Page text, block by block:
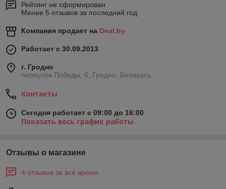
Рейтинг не сформирован
Менее 5 отзывов за последний год
Компания продает на Deal.by
Работает с 30.09.2013
г. Гродно
переулок Победы, 6, Гродно, Беларусь
Контакты
Сегодня работает с 09:00 до 16:00
Показать весь график работы
Отзывы о магазине
4 отзывов за всё время